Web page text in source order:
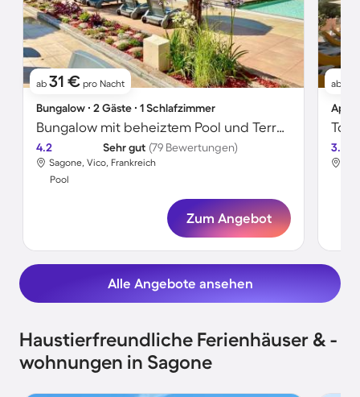
ab 31 € pro Nacht
Bungalow ∙ 2 Gäste ∙ 1 Schlafzimmer
Bungalow mit beheiztem Pool und Terrasse
4.2 Sehr gut (79 Bewertungen)
Sagone, Vico, Frankreich
Pool
Zum Angebot
ab
3.8
Alle Angebote ansehen
Haustierfreundliche Ferienhäuser & -
wohnungen in Sagone